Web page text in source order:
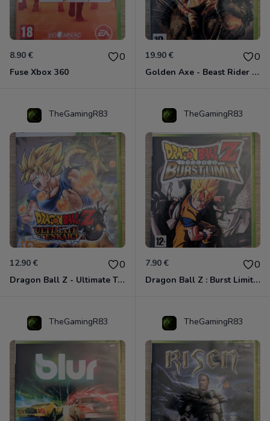
8.90 € 0
Fuse Xbox 360
19.90 € 0
Golden Axe - Beast Rider Xbox 360
TheGamingR83
12.90 € 0
Dragon Ball Z - Ultimate Tenkaichi Xbox 360
TheGamingR83
7.90 € 0
Dragon Ball Z : Burst Limit Xbox 360
TheGamingR83 TheGamingR83